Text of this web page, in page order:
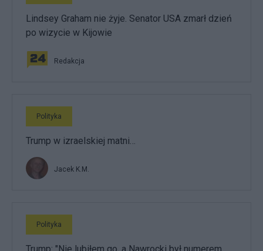
Lindsey Graham nie żyje. Senator USA zmarł dzień
po wizycie w Kijowie
Redakcja
Polityka
Trump w izraelskiej matni…
Jacek K.M.
Polityka